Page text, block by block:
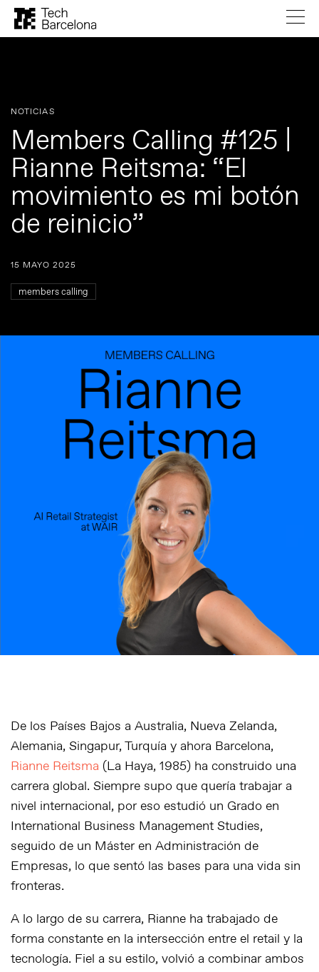
NOTICIAS
Members Calling #125 |
Rianne Reitsma: “El
movimiento es mi botón
de reinicio”
15 MAYO 2025
members calling
De los Países Bajos a Australia, Nueva Zelanda,
Alemania, Singapur, Turquía y ahora Barcelona,
Rianne Reitsma (La Haya, 1985) ha construido una
carrera global. Siempre supo que quería trabajar a
nivel internacional, por eso estudió un Grado en
International Business Management Studies,
seguido de un Máster en Administración de
Empresas, lo que sentó las bases para una vida sin
fronteras.
A lo largo de su carrera, Rianne ha trabajado de
forma constante en la intersección entre el retail y la
tecnología. Fiel a su estilo, volvió a combinar ambos